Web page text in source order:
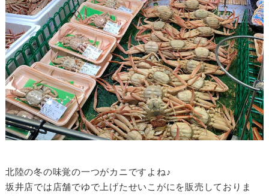
北陸の冬の味覚の一つがカニですよね♪
坂井店では店舗でゆで上げたせいこがにを販売しておりま